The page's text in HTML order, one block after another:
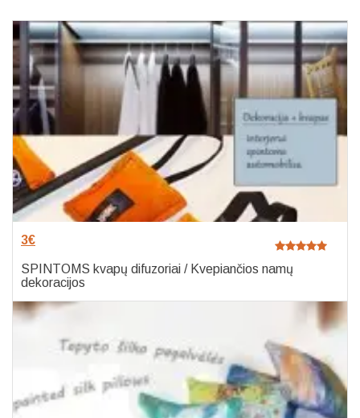
3€
SPINTOMS kvapų difuzoriai / Kvepiančios namų
dekoracijos